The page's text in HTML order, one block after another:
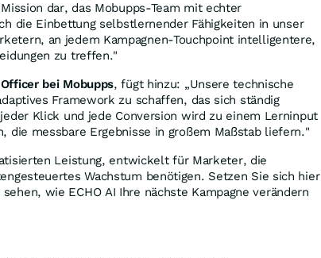
dar, das Mobupps-Team mit echter
die Einbettung selbstlernender Fähigkeiten in unser
an jedem Kampagnen-Touchpoint intelligentere,
zu treffen."
bei Mobupps, fügt hinzu: „Unsere technische
Framework zu schaffen, das sich ständig
Klick und jede Conversion wird zu einem Lerninput
die messbare Ergebnisse in großem Maßstab liefern."
Leistung, entwickelt für Marketer, die
Wachstum benötigen. Setzen Sie sich hier
wie ECHO AI Ihre nächste Kampagne verändern